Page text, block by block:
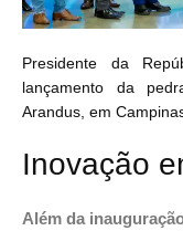
Presidente da
lançamento da
Arandus, em
Inovação
Além da